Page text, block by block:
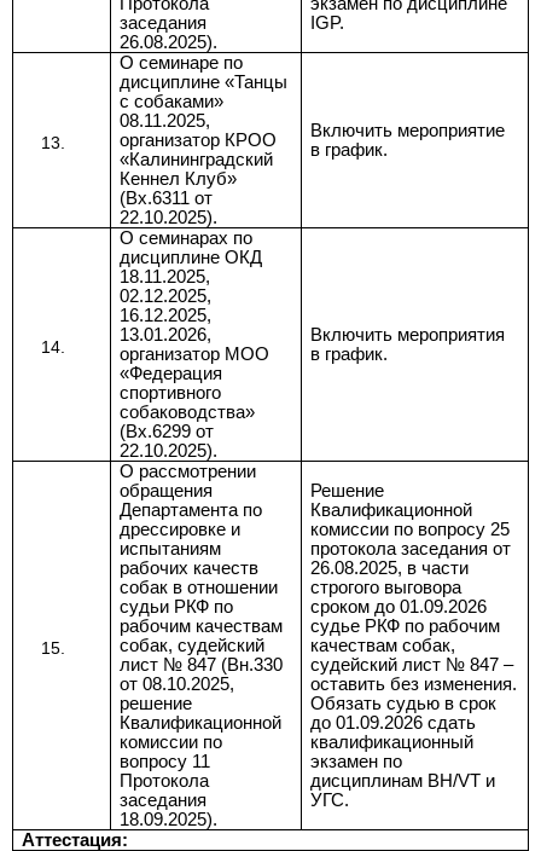
заседания
26.08.2025).
IGP.
О семинаре по
дисциплине «Танцы
с собаками»
08.11.2025,
организатор КРОО
«Калининградский
Кеннел Клуб»
(Вх.6311 от
22.10.2025).
Включить мероприятие
в график.
О семинарах по
дисциплине ОКД
18.11.2025,
02.12.2025,
16.12.2025,
13.01.2026,
организатор МОО
«Федерация
спортивного
собаководства»
(Вх.6299 от
22.10.2025).
Включить мероприятия
в график.
О рассмотрении
обращения
Департамента по
дрессировке и
испытаниям
рабочих качеств
собак в отношении
судьи РКФ по
рабочим качествам
собак, судейский
лист № 847 (Вн.330
от 08.10.2025,
решение
Квалификационной
комиссии по
вопросу 11
Протокола
заседания
18.09.2025).
Решение
Квалификационной
комиссии по вопросу 25
протокола заседания от
26.08.2025, в части
строгого выговора
сроком до 01.09.2026
судье РКФ по рабочим
качествам собак,
судейский лист № 847 –
оставить без изменения.
Обязать судью в срок
до 01.09.2026 сдать
квалификационный
экзамен по
дисциплинам BH/VT и
УГС.
Аттестация: